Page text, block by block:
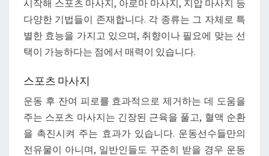
시작해 스포츠 마사지, 아로마 마사지, 지압 마사지 등
다양한 기법들이 존재합니다. 각 종류는 그 자체로 특
별한 효능을 가지고 있으며, 취향이나 필요에 맞는 선
택이 가능하다는 점에서 매력이 있습니다.
스포츠 마사지
운동 후 잔여 피로를 효과적으로 제거하는 데 도움을
주는 스포츠 마사지는 긴장된 근육을 풀고, 혈액 순환
을 촉진시켜 주는 효과가 있습니다. 운동선수들만의
전유물이 아니며, 일반인들도 꾸준히 받을 경우 운동